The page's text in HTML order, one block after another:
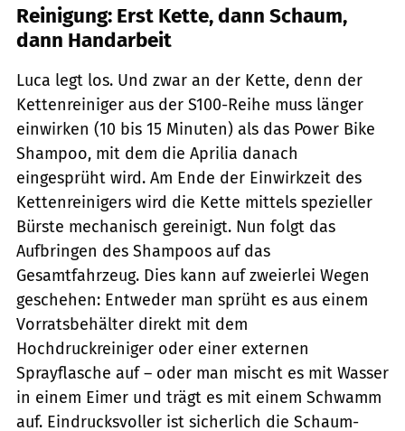
Reinigung: Erst Kette, dann Schaum,
dann Handarbeit
Luca legt los. Und zwar an der Kette, denn der
Kettenreiniger aus der S100-Reihe muss länger
einwirken (10 bis 15 Minuten) als das Power Bike
Shampoo, mit dem die Aprilia danach
eingesprüht wird. Am Ende der Einwirkzeit des
Kettenreinigers wird die Kette mittels spezieller
Bürste mechanisch gereinigt. Nun folgt das
Aufbringen des Shampoos auf das
Gesamtfahrzeug. Dies kann auf zweierlei Wegen
geschehen: Entweder man sprüht es aus einem
Vorratsbehälter direkt mit dem
Hochdruckreiniger oder einer externen
Sprayflasche auf – oder man mischt es mit Wasser
in einem Eimer und trägt es mit einem Schwamm
auf. Eindrucksvoller ist sicherlich die Schaum-